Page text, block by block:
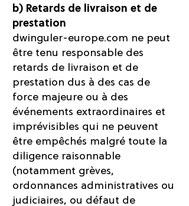
b) Retards de livraison et de
prestation
dwinguler-europe.com ne peut
être tenu responsable des
retards de livraison et de
prestation dus à des cas de
force majeure ou à des
événements extraordinaires et
imprévisibles qui ne peuvent
être empêchés malgré toute la
diligence raisonnable
(notamment grèves,
ordonnances administratives ou
judiciaires, ou défaut de